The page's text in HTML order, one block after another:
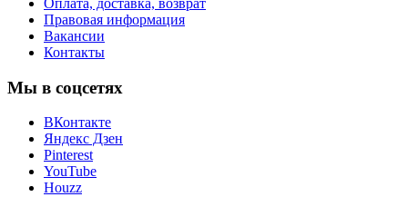
Правовая информация
Вакансии
Контакты
Мы в соцсетях
ВКонтакте
Яндекс Дзен
Pinterest
YouTube
Houzz